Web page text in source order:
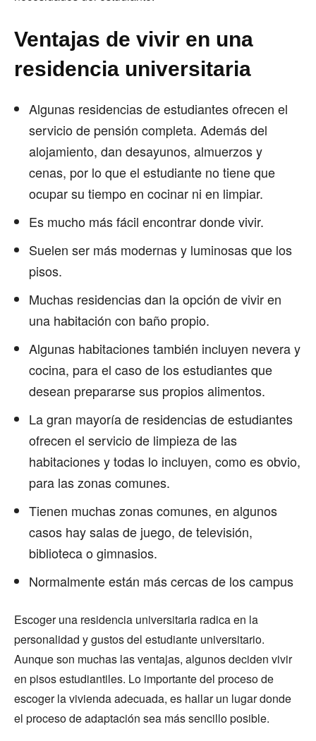
Ventajas de vivir en una
residencia universitaria
Algunas residencias de estudiantes ofrecen el
servicio de pensión completa. Además del
alojamiento, dan desayunos, almuerzos y
cenas, por lo que el estudiante no tiene que
ocupar su tiempo en cocinar ni en limpiar.
Es mucho más fácil encontrar donde vivir.
Suelen ser más modernas y luminosas que los
pisos.
Muchas residencias dan la opción de vivir en
una habitación con baño propio.
Algunas habitaciones también incluyen nevera y
cocina, para el caso de los estudiantes que
desean prepararse sus propios alimentos.
La gran mayoría de residencias de estudiantes
ofrecen el servicio de limpieza de las
habitaciones y todas lo incluyen, como es obvio,
para las zonas comunes.
Tienen muchas zonas comunes, en algunos
casos hay salas de juego, de televisión,
biblioteca o gimnasios.
Normalmente están más cercas de los campus
Escoger una residencia universitaria radica en la
personalidad y gustos del estudiante universitario.
Aunque son muchas las ventajas, algunos deciden vivir
en pisos estudiantiles. Lo importante del proceso de
escoger la vivienda adecuada, es hallar un lugar donde
el proceso de adaptación sea más sencillo posible.